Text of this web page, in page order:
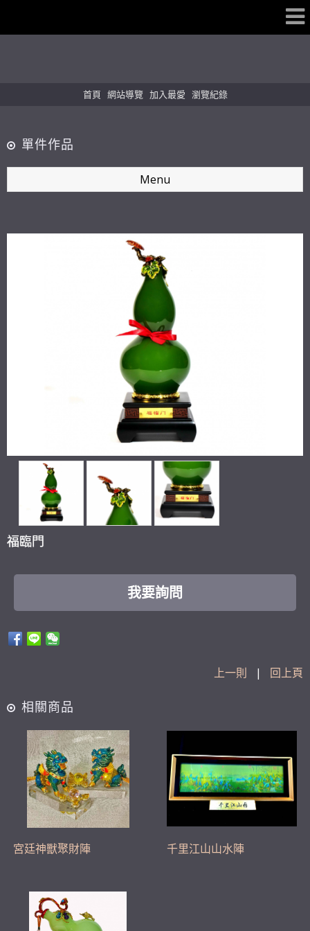
首頁 網站導覽 加入最愛 瀏覽紀錄
單件作品
Menu
福臨門
我要詢問
上一則 | 回上頁
相關商品
宮廷神獸聚財陣 千里江山山水陣